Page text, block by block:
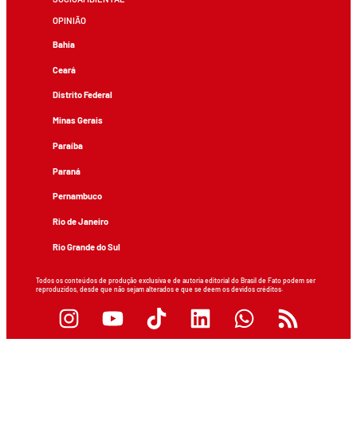
OPINIÃO
Bahia
Ceará
Distrito Federal
Minas Gerais
Paraíba
Paraná
Pernambuco
Rio de Janeiro
Rio Grande do Sul
Todos os conteúdos de produção exclusiva e de autoria editorial do Brasil de Fato podem ser
reproduzidos, desde que não sejam alterados e que se deem os devidos créditos.